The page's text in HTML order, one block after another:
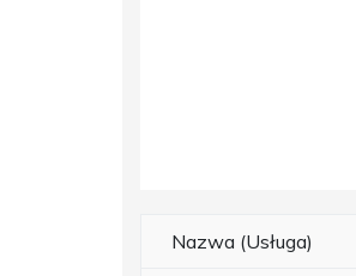
Nazwa (Usługa)